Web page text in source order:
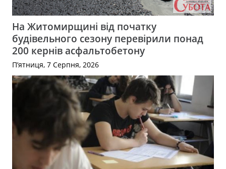
На Житомирщині від початку
будівельного сезону перевірили понад
200 кернів асфальтобетону
П’ятниця, 7 Серпня, 2026